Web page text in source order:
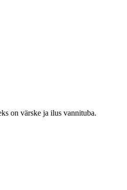
on värske ja ilus vannituba.